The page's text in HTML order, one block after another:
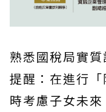
熟悉國稅局實
提醒：在進行
時考慮子女未